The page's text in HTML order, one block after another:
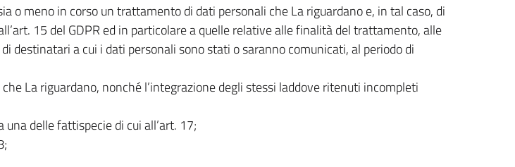
o meno in corso un trattamento di dati personali che La riguardano e, in tal caso, di
15 del GDPR ed in particolare a quelle relative alle finalità del trattamento, alle
destinatari a cui i dati personali sono stati o saranno comunicati, al periodo di
La riguardano, nonché l’integrazione degli stessi laddove ritenuti incompleti
delle fattispecie di cui all’art. 17;